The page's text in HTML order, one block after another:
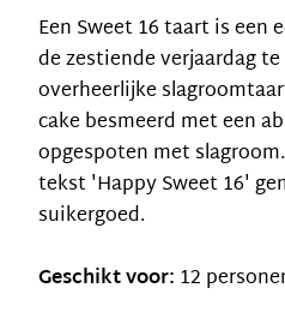
Een Sweet 16 taart is
de zestiende verjaardag
overheerlijke
cake besmeerd met een
opgespoten met
tekst 'Happy Sweet 16'
suikergoed.
Geschikt voor: 12